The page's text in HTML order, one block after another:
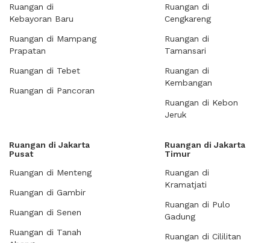
Ruangan di
Kebayoran Baru
Ruangan di Mampang
Prapatan
Ruangan di Tebet
Ruangan di Pancoran
Ruangan di
Cengkareng
Ruangan di
Tamansari
Ruangan di
Kembangan
Ruangan di Kebon
Jeruk
Ruangan di Jakarta
Pusat
Ruangan di Menteng
Ruangan di Gambir
Ruangan di Senen
Ruangan di Tanah
Ruangan di Jakarta
Timur
Ruangan di
Kramatjati
Ruangan di Pulo
Gadung
Ruangan di Cililitan